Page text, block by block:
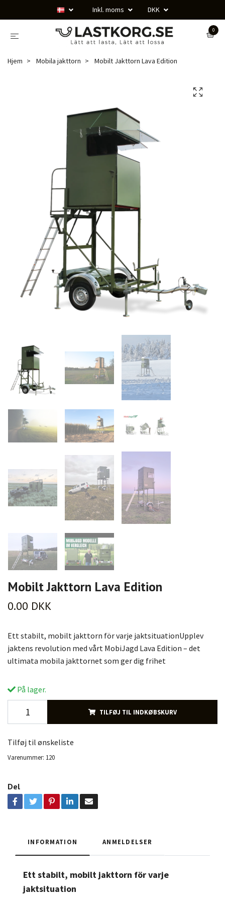
Inkl. moms DKK
0
Hjem Mobila jakttorn Mobilt Jakttorn Lava Edition
Mobilt Jakttorn Lava Edition
0.00 DKK
Ett stabilt, mobilt jakttorn för varje jaktsituationUpplev
jaktens revolution med vårt MobiJagd Lava Edition – det
ultimata mobila jakttornet som ger dig frihet
På lager.
TILFØJ TIL INDKØBSKURV
Tilføj til ønskeliste
Varenummer: 120
Del
INFORMATION ANMELDELSER
Ett stabilt, mobilt jakttorn för varje
jaktsituation